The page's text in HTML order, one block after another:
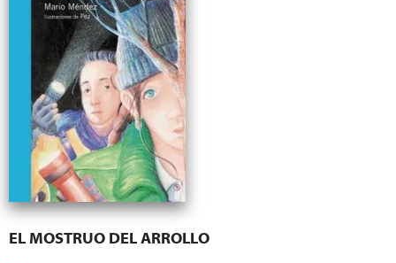
EL MOSTRUO DEL ARROLLO